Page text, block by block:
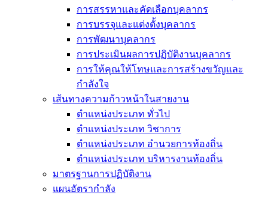
การสรรหาและคัดเลือกบุคลากร
การบรรจุและแต่งตั้งบุคลากร
การพัฒนาบุคลากร
การประเมินผลการปฏิบัติงานบุคลากร
การให้คุณให้โทษและการสร้างขวัญและ
กำลังใจ
เส้นทางความก้าวหน้าในสายงาน
ตำแหน่งประเภท ทั่วไป
ตำแหน่งประเภท วิชาการ
ตำแหน่งประเภท อำนวยการท้องถิ่น
ตำแหน่งประเภท บริหารงานท้องถิ่น
มาตรฐานการปฏิบัติงาน
แผนอัตรากำลัง